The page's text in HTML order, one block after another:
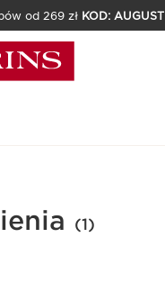
od 269 zł KOD: AUGUST
(1)